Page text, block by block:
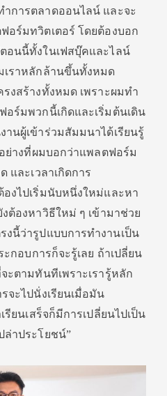
การตลาดออนไลน์ และจะ
อร์มทวิตเตอร์ โดยต้องบอก
อนนี้ทั้งในเฟสบุ๊คและไลน์
เราหลักล้านขึ้นทั้งหมด
งสร้างทั้งหมด เพราะผมทำ
ร์มพวกนี้เกิดและเริ่มต้นเดิน
นผู้เข้าร่วมสัมมนาได้เรียนรู้
ย่างที่ผมบอกว่าแพลตฟอร์ม
และเวลาเกิดการ
งไปเริ่มนับหนึ่งใหม่และหา
ต้องหาวิธีใหม่ ๆ เข้ามาช่วย
นี้ว่ารูปแบบการทำงานเป็น
ะกอบการก็จะรู้เลย ถ้าเปลี่ยน
ะตามทันทีเพราะเรารู้หลัก
จะไปนั่งเรียนเมื่อมัน
รียนเสร็จก็มีการเปลี่ยนไปเป็น
ล่าประโยชน์”